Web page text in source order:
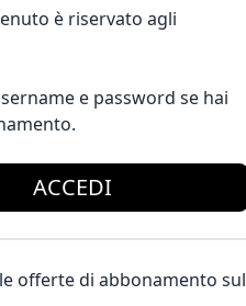
è riservato agli
e password se hai
ACCEDI
offerte di abbonamento sul